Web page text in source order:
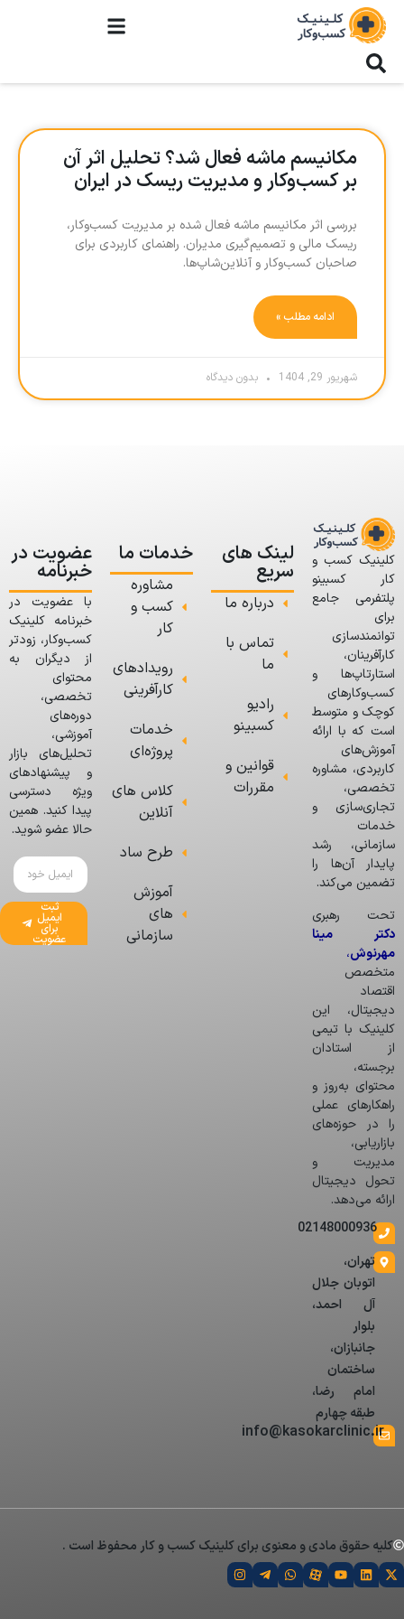
مکانیسم ماشه فعال شد؟ تحلیل اثر آن
بر کسب‌وکار و مدیریت ریسک در ایران
بررسی اثر مکانیسم ماشه فعال شده بر مدیریت کسب‌وکار،
ریسک مالی و تصمیم‌گیری مدیران. راهنمای کاربردی برای
صاحبان کسب‌وکار و آنلاین‌شاپ‌ها.
ادامه مطلب »
شهریور 29, 1404 بدون دیدگاه
کلینیک کسب و
کار کسبینو
پلتفرمی جامع
برای
توانمندسازی
کارآفرینان،
استارتاپ‌ها و
کسب‌وکارهای
کوچک و متوسط
است که با ارائه
آموزش‌های
کاربردی، مشاوره
تخصصی،
تجاری‌سازی و
خدمات
سازمانی، رشد
پایدار آن‌ها را
تضمین می‌کند.
تحت رهبری
دکتر مینا
مهرنوش،
متخصص
اقتصاد
دیجیتال، این
کلینیک با تیمی
از استادان
برجسته،
محتوای به‌روز و
راهکارهای عملی
را در حوزه‌های
بازاریابی،
مدیریت و
تحول دیجیتال
ارائه می‌دهد.
02148000936
تهران،
اتوبان جلال
آل احمد،
بلوار
جانبازان،
ساختمان
امام رضا،
طبقه چهارم
info@kasokarclinic.ir
لینک های
سریع
درباره ما
تماس با
ما
رادیو
کسبینو
قوانین و
مقررات
خدمات ما
مشاوره
کسب و
کار
رویدادهای
کارآفرینی
خدمات
پروژه‌ای
کلاس های
آنلاین
طرح ساد
آموزش
های
سازمانی
عضویت در
خبرنامه
با عضویت در
خبرنامه کلینیک
کسب‌وکار، زودتر
از دیگران به
محتوای
تخصصی،
دوره‌های
آموزشی،
تحلیل‌های بازار
و پیشنهادهای
ویژه دسترسی
پیدا کنید. همین
حالا عضو شوید.
ثبت
ایمیل
برای
عضویت
کلیه حقوق مادی و معنوی برای کلینیک کسب و کار محفوظ است .